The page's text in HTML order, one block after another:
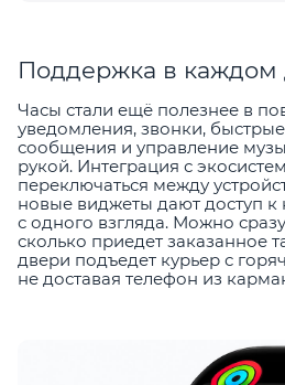
Поддержка в каждом
Часы стали ещё полезнее в
уведомления, звонки,
сообщения и управление
рукой. Интеграция с
переключаться между
новые виджеты дают доступ
с одного взгляда. Можно
сколько приедет заказанное
двери подъедет курьер с
не доставая телефон из